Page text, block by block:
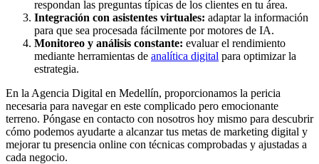
respondan las preguntas típicas de los clientes en tu área.
Integración con asistentes virtuales: adaptar la información
para que sea procesada fácilmente por motores de IA.
Monitoreo y análisis constante: evaluar el rendimiento
mediante herramientas de analítica digital para optimizar la
estrategia.
En la Agencia Digital en Medellín, proporcionamos la pericia
necesaria para navegar en este complicado pero emocionante
terreno. Póngase en contacto con nosotros hoy mismo para descubrir
cómo podemos ayudarte a alcanzar tus metas de marketing digital y
mejorar tu presencia online con técnicas comprobadas y ajustadas a
cada negocio.